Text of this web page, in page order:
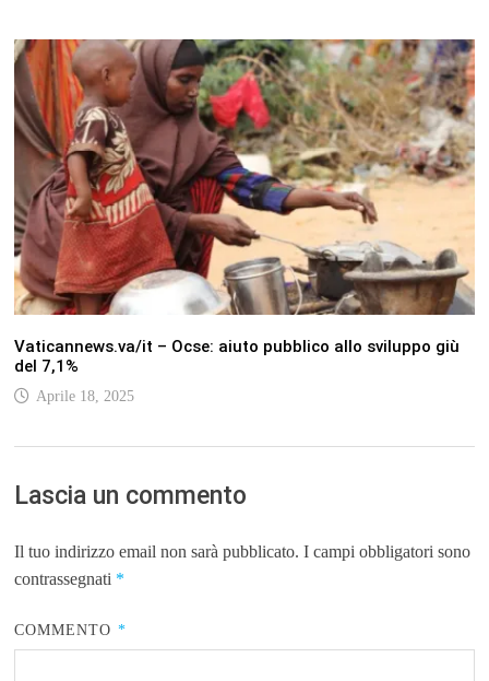
Vaticannews.va/it – Ocse: aiuto pubblico allo sviluppo giù
del 7,1%
Aprile 18, 2025
Lascia un commento
Il tuo indirizzo email non sarà pubblicato. I campi obbligatori sono
contrassegnati *
COMMENTO *